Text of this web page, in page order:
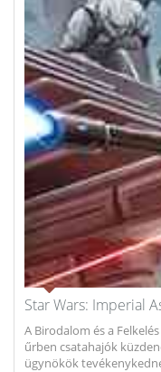
Star Wars: Imperial
A Birodalom és a
űrben csatahajók
ügynökök